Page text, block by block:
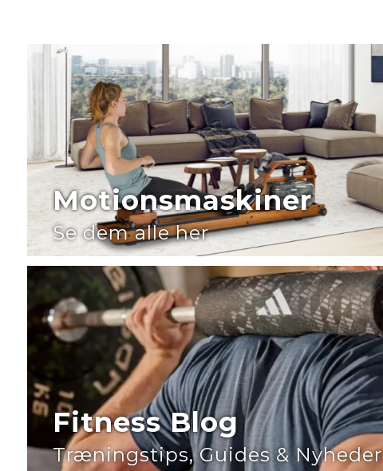
Motionsmaskiner
Se dem alle her
Fitness Blog
Træningstips, Guides & Nyheder